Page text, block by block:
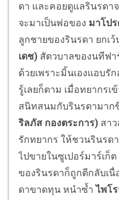
ดา และคอยดูแลรินรดา
จะมาเป็นพ่อของ มาโป
ลูกชายของรินรดา ยกเว้
เดช) สัตวบาลของนทีฟ
ด้วยเพราะมิ้นเองแอบรั
รู้เลยก็ตาม เมื่อทยากร
สนิทสนมกับรินรดามาก
ริลภัส กองตระการ) สา
รักทยากร ให้ชวนรินรด
ไปขายในซูเปอร์มาร์เ
ของรินรดาก็ถูกตีกลับเนื่
ดาขาดทุน หนำซ้ำไพโ